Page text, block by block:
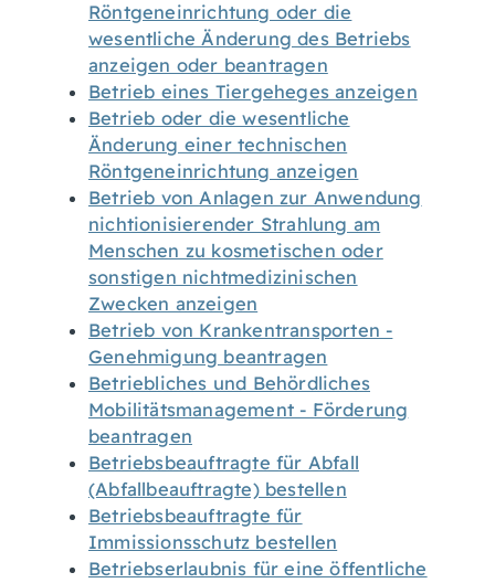
Röntgeneinrichtung oder die
wesentliche Änderung des Betriebs
anzeigen oder beantragen
Betrieb eines Tiergeheges anzeigen
Betrieb oder die wesentliche
Änderung einer technischen
Röntgeneinrichtung anzeigen
Betrieb von Anlagen zur Anwendung
nichtionisierender Strahlung am
Menschen zu kosmetischen oder
sonstigen nichtmedizinischen
Zwecken anzeigen
Betrieb von Krankentransporten -
Genehmigung beantragen
Betriebliches und Behördliches
Mobilitätsmanagement - Förderung
beantragen
Betriebsbeauftragte für Abfall
(Abfallbeauftragte) bestellen
Betriebsbeauftragte für
Immissionsschutz bestellen
Betriebserlaubnis für eine öffentliche